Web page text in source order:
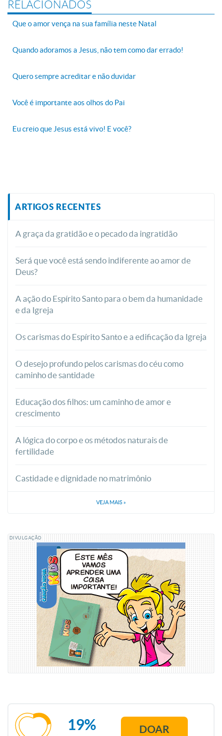
RELACIONADOS
Que o amor vença na sua família neste Natal
Quando adoramos a Jesus, não tem como dar errado!
Quero sempre acreditar e não duvidar
Você é importante aos olhos do Pai
Eu creio que Jesus está vivo! E você?
ARTIGOS RECENTES
A graça da gratidão e o pecado da ingratidão
Será que você está sendo indiferente ao amor de
Deus?
A ação do Espírito Santo para o bem da humanidade
e da Igreja
Os carismas do Espírito Santo e a edificação da Igreja
O desejo profundo pelos carismas do céu como
caminho de santidade
Educação dos filhos: um caminho de amor e
crescimento
A lógica do corpo e os métodos naturais de
fertilidade
Castidade e dignidade no matrimônio
VEJA MAIS »
DIVULGAÇÃO
19% DOAR